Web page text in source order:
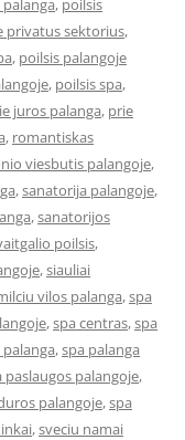
, poilsis
privatus sektorius,
, poilsis palangoje
, poilsis spa,
juros palanga, prie
, romantiskas
viesbutis palangoje,
,sanatorija palangoje,
,sanatorijos
poilsis,
,siauliai
vilos palanga,spa
,spa centras,spa
palanga,spa palanga
paslaugos palangoje,
palangoje,spa
,sveciu namai